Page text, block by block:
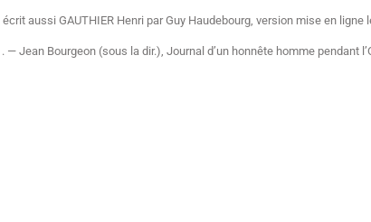
aussi GAUTHIER Henri par Guy Haudebourg, version mise en
Jean Bourgeon (sous la dir.), Journal d’un honnête homme pendant